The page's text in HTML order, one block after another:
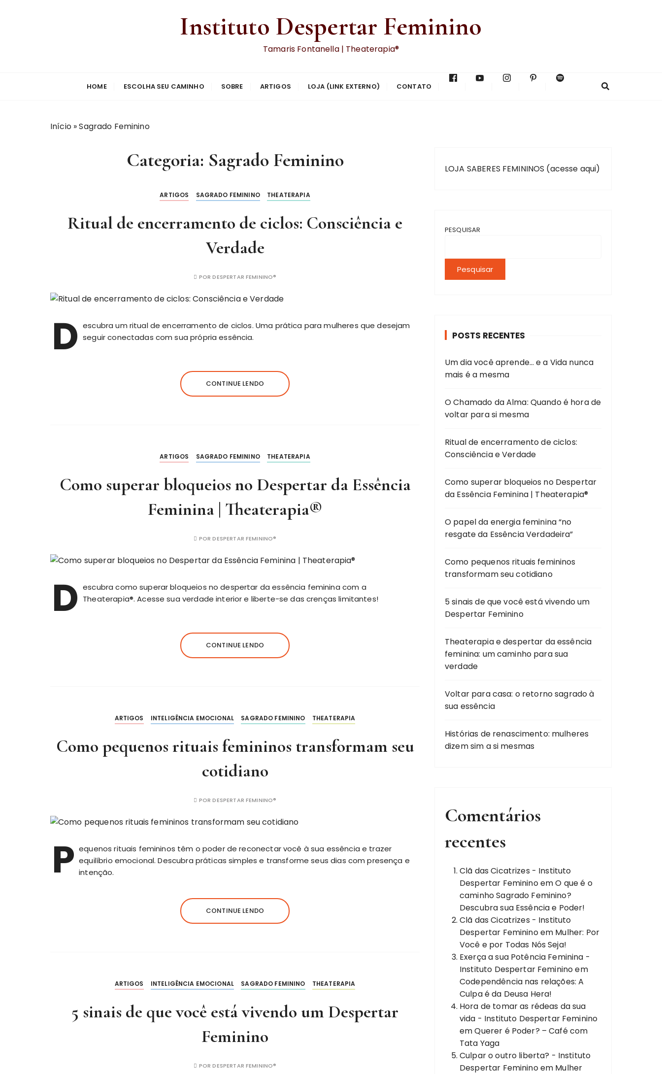
Instituto Despertar Feminino
Tamaris Fontanella | Theaterapia®
HOME ESCOLHA SEU CAMINHO SOBRE ARTIGOS LOJA (LINK EXTERNO) CONTATO
Início»Sagrado Feminino
Categoria: Sagrado Feminino
ARTIGOS SAGRADO FEMININO THEATERAPIA
Ritual de encerramento de ciclos: Consciência e
Verdade
PORDESPERTAR FEMININO®
D escubra um ritual de encerramento de ciclos. Uma prática para mulheres que desejam
seguir conectadas com sua própria essência.
CONTINUE LENDO
ARTIGOS SAGRADO FEMININO THEATERAPIA
Como superar bloqueios no Despertar da Essência
Feminina | Theaterapia®
PORDESPERTAR FEMININO®
D escubra como superar bloqueios no despertar da essência feminina com a
Theaterapia®. Acesse sua verdade interior e liberte-se das crenças limitantes!
CONTINUE LENDO
ARTIGOS INTELIGÊNCIA EMOCIONAL SAGRADO FEMININO THEATERAPIA
Como pequenos rituais femininos transformam seu
cotidiano
PORDESPERTAR FEMININO®
P equenos rituais femininos têm o poder de reconectar você à sua essência e trazer
equilíbrio emocional. Descubra práticas simples e transforme seus dias com presença e
intenção.
CONTINUE LENDO
ARTIGOS INTELIGÊNCIA EMOCIONAL SAGRADO FEMININO THEATERAPIA
5 sinais de que você está vivendo um Despertar
Feminino
PORDESPERTAR FEMININO®
LOJA SABERES FEMININOS (acesse aqui)
PESQUISAR
Pesquisar
POSTS RECENTES
Um dia você aprende… e a Vida nunca
mais é a mesma
O Chamado da Alma: Quando é hora de
voltar para si mesma
Ritual de encerramento de ciclos:
Consciência e Verdade
Como superar bloqueios no Despertar
da Essência Feminina | Theaterapia®
O papel da energia feminina “no
resgate da Essência Verdadeira”
Como pequenos rituais femininos
transformam seu cotidiano
5 sinais de que você está vivendo um
Despertar Feminino
Theaterapia e despertar da essência
feminina: um caminho para sua
verdade
Voltar para casa: o retorno sagrado à
sua essência
Histórias de renascimento: mulheres
dizem sim a si mesmas
Comentários
recentes
Clã das Cicatrizes - Instituto
Despertar FemininoemO que é o
caminho Sagrado Feminino?
Descubra sua Essência e Poder!
Clã das Cicatrizes - Instituto
Despertar Femininoem Mulher: Por
Você e por Todas Nós Seja!
Exerça a sua Potência Feminina -
Instituto Despertar Femininoem
Codependência nas relações: A
Culpa é da Deusa Hera!
Hora de tomar as rédeas da sua
vida - Instituto Despertar Feminino
emQuerer é Poder? – Café com
Tata Yaga
Culpar o outro liberta? - Instituto
Despertar Femininoem Mulher